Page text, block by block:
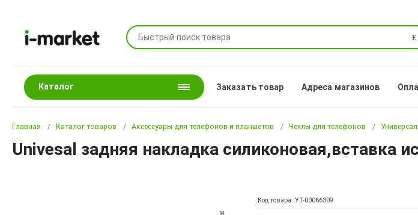
Каталог Заказать товар Адреса магазинов
Главная Каталог товаров Аксессуары для телефонов и планшетов Чехлы для телефонов
Univesal задняя накладка силиконовая,вставка
Код товара: УТ-00066309